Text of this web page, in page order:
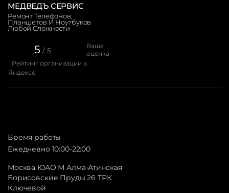
МЕДВЕДЪ СЕРВИС
Ремонт Телефонов,
Планшетов И Ноутбуков
Любой Сложности
5 / 5
Ваша
оценка
Рейтинг организации в
Яндексе
Время работы
Ежедневно 10:00-22:00
Москва ЮАО М Алма-Атинская
Борисовские Пруды 26 ТРК
Ключевой